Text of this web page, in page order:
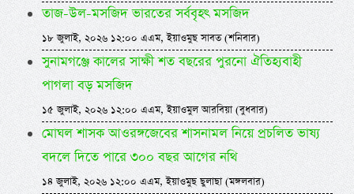
তাজ-উল-মসজিদ ভারতের সর্ববৃহৎ মসজিদ
১৮ জুলাই, ২০২৬ ১২:০০ এএম, ইয়াওমুছ সাবত (শনিবার)
সুনামগঞ্জে কালের সাক্ষী শত বছরের পুরনো ঐতিহ্যবাহী
পাগলা বড় মসজিদ
১৫ জুলাই, ২০২৬ ১২:০০ এএম, ইয়াওমুল আরবিয়া (বুধবার)
মোঘল শাসক আওরঙ্গজেবের শাসনামল নিয়ে প্রচলিত ভাষ্য
বদলে দিতে পারে ৩০০ বছর আগের নথি
১৪ জুলাই, ২০২৬ ১২:০০ এএম, ইয়াওমুছ ছুলাছা (মঙ্গলবার)